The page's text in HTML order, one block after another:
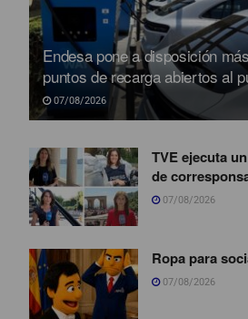
Endesa pone a disposición
puntos de recarga abiertos al
07/08/2026
TVE ejecuta
de
07/08/2026
Ropa para
07/08/2026